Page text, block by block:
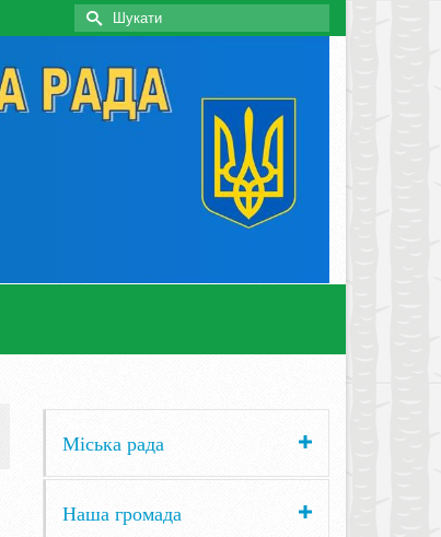
Search
for:
Міська рада
Наша громада